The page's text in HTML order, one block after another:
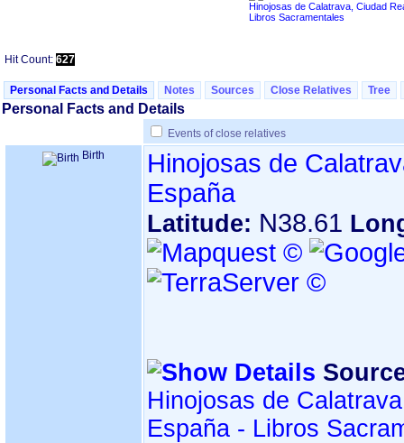
Hinojosas de Calatrava, Ciudad
Libros Sacramentales
Hit Count: 627
Personal Facts and Details Notes Sources Close Relatives Tree
Personal Facts and Details
Events of close relatives
Birth
Hinojosas de
España
Latitude: N38.61
Hinojosas de
España - Libros